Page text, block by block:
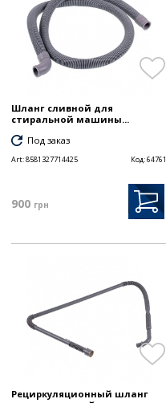
Шланг сливной для
стиральной машины...
Под заказ
Art:8581327714425 Код:64761
900 грн
Рециркуляционный шланг